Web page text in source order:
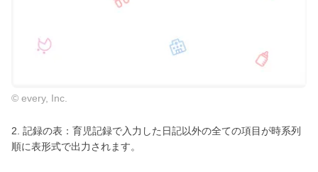
© every, Inc.
2. 記録の表：育児記録で入力した日記以外の全ての項目が時系列
順に表形式で出力されます。